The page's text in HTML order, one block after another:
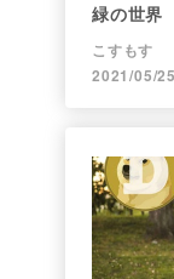
緑の世界
こすもす
2021/05/25